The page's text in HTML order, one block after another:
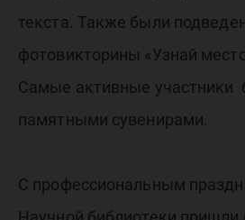
текста. Также были
фотовикторины «Узнай
Самые активные участники
памятными сувенирами.
С профессиональным